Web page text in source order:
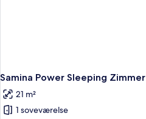
Samina Power Sleeping Zimmer
21 m²
1 soveværelse